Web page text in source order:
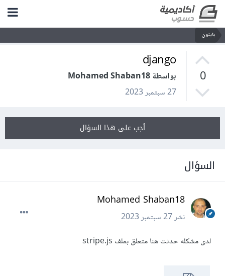
بايثون
0
django
بواسطة Mohamed Shaban18
27 سبتمبر 2023
أجب على هذا السؤال
السؤال
Mohamed Shaban18
نشر27 سبتمبر 2023
لدى مشكله حدثت هنا متعلق بملف stripe.js